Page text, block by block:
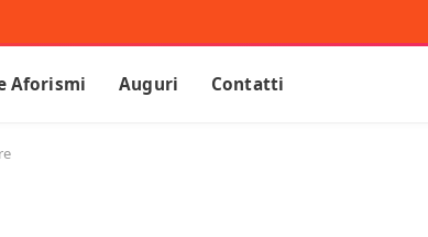
Aforismi Auguri Contatti